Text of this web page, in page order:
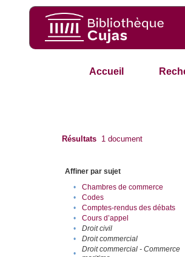
Accueil
Résultats 1 document
Affiner par sujet
•
Chambres de commerce
•
Codes
•
Comptes-rendus des débats
•
Cours d’appel
•
Droit civil
•
Droit commercial
•
Droit commercial - Commerce